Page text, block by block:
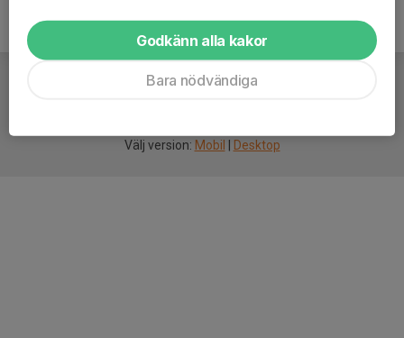
Välj version: Mobil Desktop
Godkänn alla kakor
Bara nödvändiga